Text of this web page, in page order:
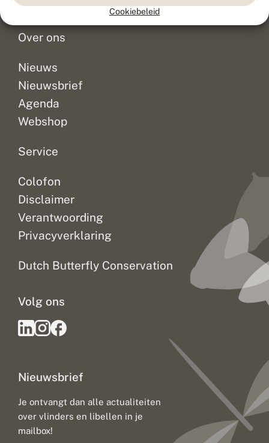
Cookiebeleid
Doneer
Over ons
Nieuws
Nieuwsbrief
Agenda
Webshop
Service
Colofon
Disclaimer
Verantwoording
Privacyverklaring
Dutch Butterfly Conservation
Nieuwsbrief
Je ontvangt dan alle actualiteiten
over vlinders en libellen in je
mailbox!
Volg ons